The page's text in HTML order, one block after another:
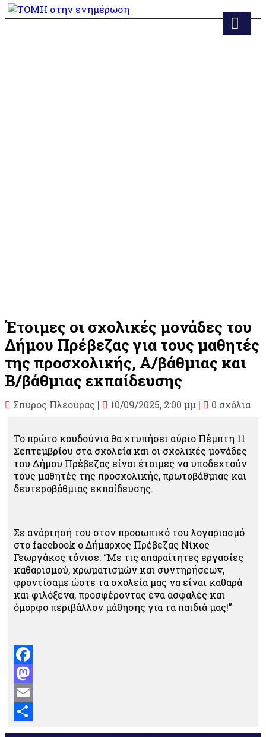
Έτοιμες οι σχολικές μονάδες του
Δήμου Πρέβεζας για τους μαθητές
της προσχολικής, Α/βάθμιας και
Β/βάθμιας εκπαίδευσης
Σπύρος Πλέουρας | 10/09/2025, 2:00 μμ | 0 σχόλια
Το πρώτο κουδούνια θα χτυπήσει αύριο Πέμπτη 11
Σεπτεμβρίου στα σχολεία και οι σχολικές μονάδες
του Δήμου Πρέβεζας είναι έτοιμες να υποδεχτούν
τους μαθητές της προσχολικής, πρωτοβάθμιας και
δευτεροβάθμιας εκπαίδευσης.
Σε ανάρτησή του στον προσωπικό του λογαριασμό
στο facebook ο Δήμαρχος Πρέβεζας Νίκος
Γεωργάκος τόνισε: “Με τις απαραίτητες εργασίες
καθαρισμού, χρωματισμών και συντηρήσεων,
φροντίσαμε ώστε τα σχολεία μας να είναι καθαρά
και φιλόξενα, προσφέροντας ένα ασφαλές και
όμορφο περιβάλλον μάθησης για τα παιδιά μας!”
Facebook
Mastodon
Email
Μοιραστείτε